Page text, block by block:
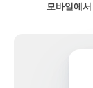
모바일에